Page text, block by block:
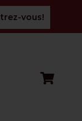
vous!